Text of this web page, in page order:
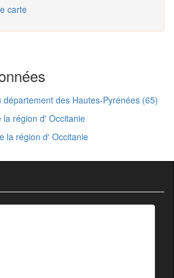
carte
des Hautes-Pyrénées (65)
la région d' Occitanie
la région d' Occitanie